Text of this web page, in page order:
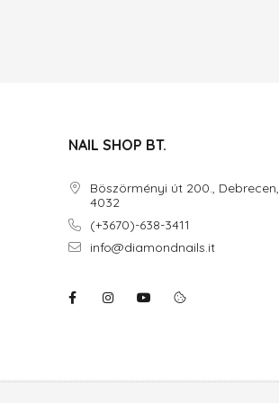
NAIL SHOP BT.
Böszörményi út 200., Debrecen,
4032
(+3670)-638-3411
info@diamondnails.it